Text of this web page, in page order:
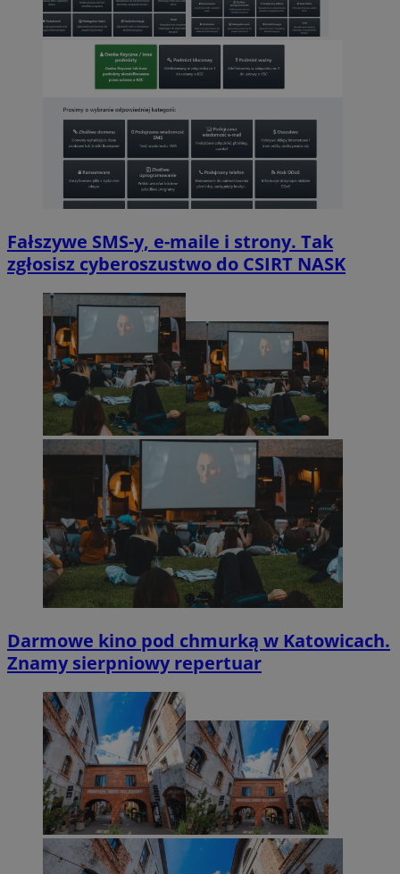
Fałszywe SMS-y, e-maile i strony. Tak
zgłosisz cyberoszustwo do CSIRT NASK
Darmowe kino pod chmurką w Katowicach.
Znamy sierpniowy repertuar